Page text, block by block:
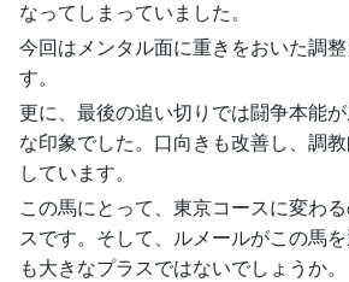
なってしまっていました。
今回はメンタル面に重きをおいた調
す。
更に、最後の追い切りでは闘争本能
な印象でした。口向きも改善し、調
しています。
この馬にとって、東京コースに変わ
スです。そして、ルメールがこの馬
も大きなプラスではないでしょうか。